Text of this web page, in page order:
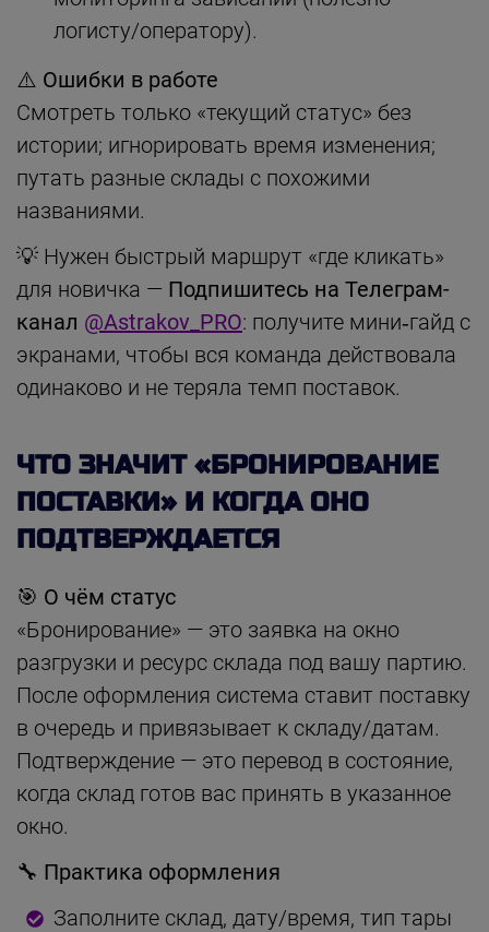
логисту/оператору).
⚠️ Ошибки в работе
Смотреть только «текущий статус» без
истории; игнорировать время изменения;
путать разные склады с похожими
названиями.
💡 Нужен быстрый маршрут «где кликать»
для новичка — Подпишитесь на Телеграм-
канал @Astrakov_PRO: получите мини‑гайд с
экранами, чтобы вся команда действовала
одинаково и не теряла темп поставок.
ЧТО ЗНАЧИТ «БРОНИРОВАНИЕ
ПОСТАВКИ» И КОГДА ОНО
ПОДТВЕРЖДАЕТСЯ
🎯 О чём статус
«Бронирование» — это заявка на окно
разгрузки и ресурс склада под вашу партию.
После оформления система ставит поставку
в очередь и привязывает к складу/датам.
Подтверждение — это перевод в состояние,
когда склад готов вас принять в указанное
окно.
🔧 Практика оформления
Заполните склад, дату/время, тип тары